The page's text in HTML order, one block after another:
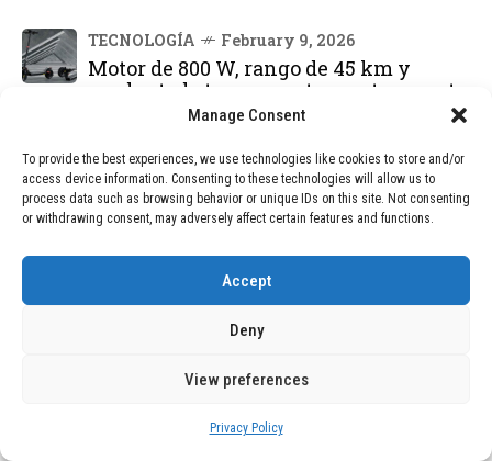
Manage Consent
To provide the best experiences, we use technologies like cookies to store and/or
access device information. Consenting to these technologies will allow us to
process data such as browsing behavior or unique IDs on this site. Not consenting
or withdrawing consent, may adversely affect certain features and functions.
Accept
Deny
View preferences
Privacy Policy
TECNOLOGÍA February 9, 2026
Motor de 800 W, rango de 45 km y
ruedas todo terreno: este scooter cuesta
solo 300 euros y representa una
BLOG December 24, 2025
GAME se Une a la Oferta de Balizas V16
2026
Devastadora Explosión en Residencia
de Ancianos de Pensilvania Deja al
Menos Dos Víctimas Fatales